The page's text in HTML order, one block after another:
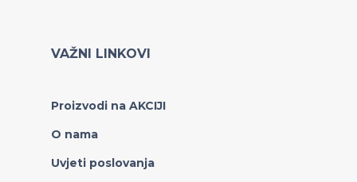
VAŽNI LINKOVI
Proizvodi na AKCIJI
O nama
Uvjeti poslovanja